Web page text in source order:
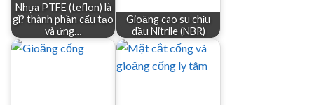
Nhựa PTFE (teflon) là
gì? thành phần cấu tạo
và ứng…
Gioăng cao su chịu
dầu Nitrile (NBR)